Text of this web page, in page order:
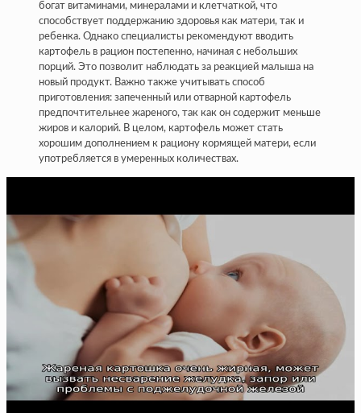
богат витаминами, минералами и клетчаткой, что
способствует поддержанию здоровья как матери, так и
ребенка. Однако специалисты рекомендуют вводить
картофель в рацион постепенно, начиная с небольших
порций. Это позволит наблюдать за реакцией малыша на
новый продукт. Важно также учитывать способ
приготовления: запеченный или отварной картофель
предпочтительнее жареного, так как он содержит меньше
жиров и калорий. В целом, картофель может стать
хорошим дополнением к рациону кормящей матери, если
употребляется в умеренных количествах.